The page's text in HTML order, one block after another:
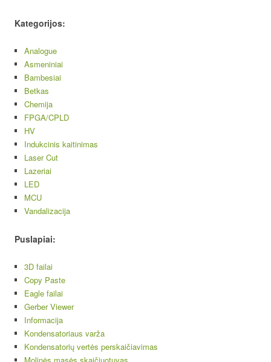
Kategorijos:
Analogue
Asmeniniai
Bambesiai
Betkas
Chemija
FPGA/CPLD
HV
Indukcinis kaitinimas
Laser Cut
Lazeriai
LED
MCU
Vandalizacija
Puslapiai:
3D failai
Copy Paste
Eagle failai
Gerber Viewer
Informacija
Kondensatoriaus varža
Kondensatorių vertės perskaičiavimas